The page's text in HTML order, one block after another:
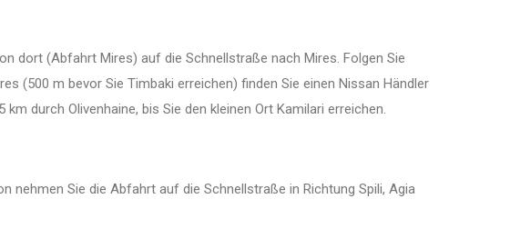
dort (Abfahrt Mires) auf die Schnellstraße nach Mires. Folgen Sie
(500 m bevor Sie Timbaki erreichen) finden Sie einen Nissan Händler
durch Olivenhaine, bis Sie den kleinen Ort Kamilari erreichen.
nehmen Sie die Abfahrt auf die Schnellstraße in Richtung Spili, Agia